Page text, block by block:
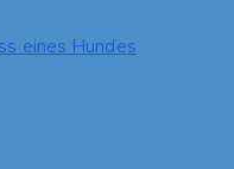
eines Hundes